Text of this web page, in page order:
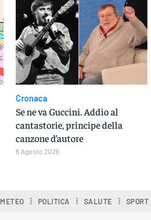
Cronaca
Se ne va Guccini. Addio al
cantastorie, principe della
canzone d’autore
6 Agosto 2026
METEO POLITICA SALUTE SPORT